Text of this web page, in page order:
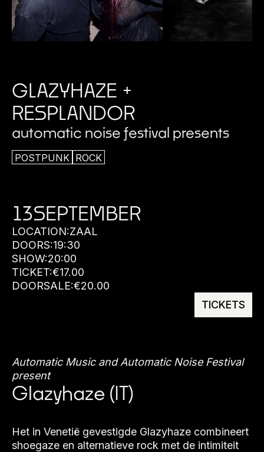
GLAZYHAZE +
RESPLANDOR
automatic noise festival presents
POSTPUNK ROCK
13SEPTEMBER
LOCATION:ZAAL
DOORS:19:30
SHOW:20:00
TICKET:€17.00
DOORSALE:€20.00
TICKETS
Automatic Music and Automatic Noise Festival
present
Glazyhaze (IT)
Het in Venetië gevestigde Glazyhaze combineert
shoegaze en alternatieve rock met de intimiteit